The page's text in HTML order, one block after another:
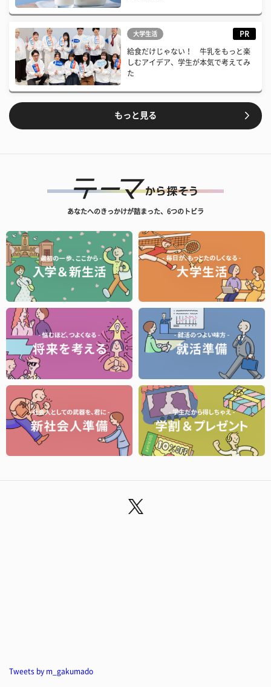
大学生活 PR
給食だけじゃない！ 牛乳をもっと楽
しむアイデア、学生が本気で考えてみ
た
もっと見る
あなたへのきっかけが詰まった、6つのトビラ
Tweets by m_gakumado